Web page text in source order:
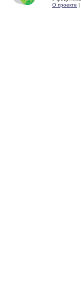
О проекте |